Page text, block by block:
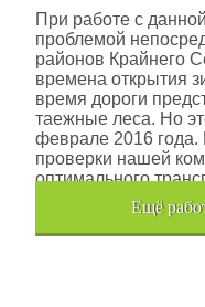
При работе с
проблемой
районов Крайнего
времена открытия
время дороги
таежные леса. Но
феврале 2016 года.
проверки нашей
оптимального
помогли данной
Eщё